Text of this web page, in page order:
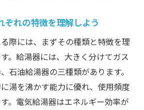
のアドバイスを取り入れる方法
期試運転でチェックすべき点
後の保証やアフターサービス
業の記録を残す重要性
動作確認とメンテナンスのポイ
ぞれの特徴を理解しよう
際には、まずその種類と特徴を理
。給湯器には、大きく分けてガス
石油給湯器の三種類があります。
湯を沸かす能力に優れ、使用頻度
。電気給湯器はエネルギー効率が